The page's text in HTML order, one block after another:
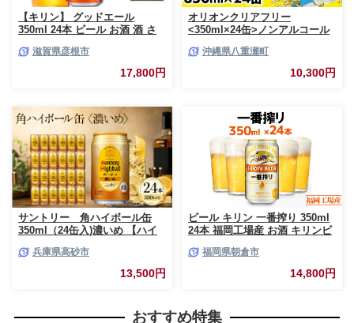
【キリン】 グッドエール
350ml 24本 ビール お酒 酒 さ
芽 ホップ 麦酒 Beer 缶ビール
350ml 24缶 キリンビール アル
滋賀県彦根市
17,800円
オリオンクリアフリー
<350ml×24缶>ノンアルコール
ン クリア フリー プリン体ゼロ
糖質ゼロ カロリーゼロ 爽快な
うまさ 炭酸 350ml 24缶 スッキ
沖縄県八重瀬町
10,300円
サントリー 角ハイボール缶
350ml（24缶入)濃いめ 【ハイ
庫県 高砂市 ふるさと納税】
兵庫県高砂市
13,500円
ビール キリン 一番搾り 350ml
24本 福岡工場産 お酒 キリンビ
内祝い ケース 一番搾り麦汁 麦
100％ すみきった味わい
福岡県朝倉市
14,800円
おすすめ特集